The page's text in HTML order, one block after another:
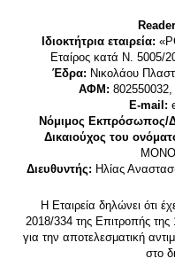
Ιδιοκτήτρια εταιρεία:
Εταίρος κατά Ν. 5005/
Έδρα: Νικολάου
ΑΦΜ: 802550032,
E-mail:
Νόμιμος Εκπρόσωπος/
Δικαιούχος του
Διευθυντής: Ηλίας
Η Εταιρεία δηλώνει ότι
2018/334 της Επιτροπής της
για την αποτελεσματική
στο